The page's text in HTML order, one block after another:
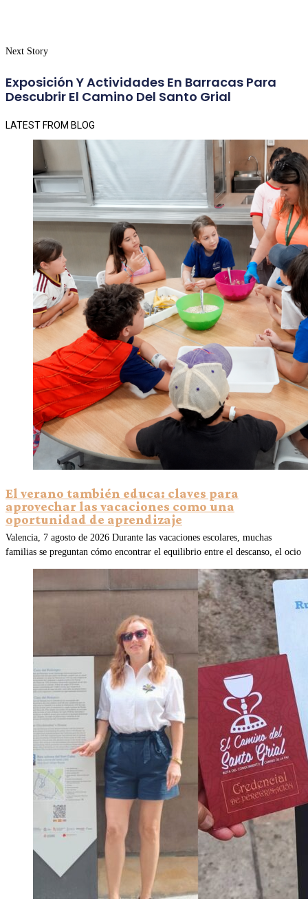
Next Story
Exposición Y Actividades En Barracas Para
Descubrir El Camino Del Santo Grial
LATEST FROM BLOG
El verano también educa: claves para
aprovechar las vacaciones como una
oportunidad de aprendizaje
Valencia, 7 agosto de 2026 Durante las vacaciones escolares, muchas
familias se preguntan cómo encontrar el equilibrio entre el descanso, el ocio